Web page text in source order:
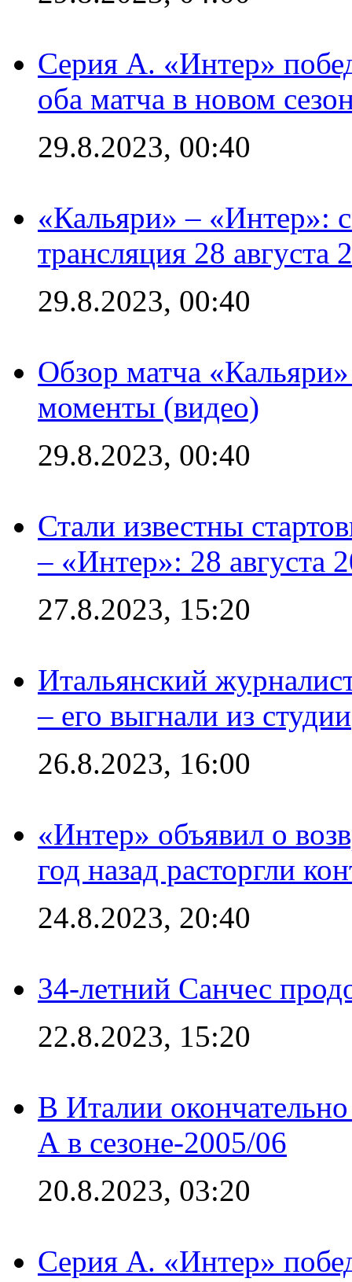
Серия А. «Интер»
оба матча в новом
29.8.2023, 00:40
«Кальяри» – «Интер»:
трансляция 28 августа
29.8.2023, 00:40
Обзор матча
моменты (видео)
29.8.2023, 00:40
Стали известны
– «Интер»: 28 августа
27.8.2023, 15:20
Итальянский
– его выгнали из студии
26.8.2023, 16:00
«Интер» объявил о
год назад расторгли
24.8.2023, 20:40
34-летний Санчес
22.8.2023, 15:20
В Италии
А в сезоне-2005/06
20.8.2023, 03:20
Серия А. «Интер»